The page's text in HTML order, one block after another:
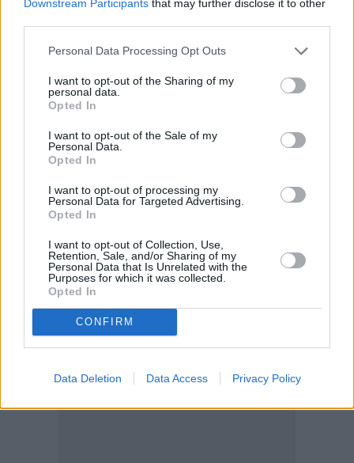
Downstream Participants that may further disclose it to other
Personal Data Processing Opt Outs
I want to opt-out of the Sharing of my
personal data.
Opted In
I want to opt-out of the Sale of my
Personal Data.
Opted In
I want to opt-out of processing my
Personal Data for Targeted Advertising.
Opted In
I want to opt-out of Collection, Use,
Retention, Sale, and/or Sharing of my
Personal Data that Is Unrelated with the
Purposes for which it was collected.
Opted In
CONFIRM
Data Deletion Data Access Privacy Policy
«Όχι αρκετά γρήγορα»